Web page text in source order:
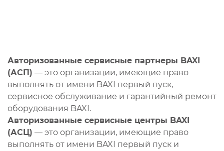
Авторизованные сервисные партнеры BAXI
(АСП) — это организации, имеющие право
выполнять от имени BAXI первый пуск,
сервисное обслуживание и гарантийный ремонт
оборудования BAXI.
Авторизованные сервисные центры BAXI
(АСЦ) — это организации, имеющие право
выполнять от имени BAXI первый пуск и